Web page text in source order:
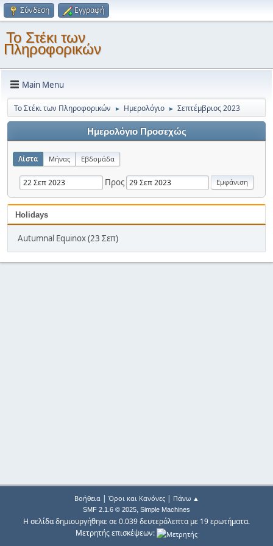
Σύνδεση Εγγραφή
Το Στέκι των
Πληροφορικών
Main Menu
Το Στέκι των Πληροφορικών ► Ημερολόγιο ► Σεπτέμβριος 2023
Ημερολόγιο Προσεχώς
Λίστα Μήνας Εβδομάδα
Προς
Holidays
Autumnal Equinox (23 Σεπ)
Βοήθεια| Όροι και Κανόνες| Πάνω ▲
SMF 2.1.6 © 2025, Simple Machines
Η σελίδα δημιουργήθηκε σε 0.039 δευτερόλεπτα με 19 ερωτήματα.
Μετρητής επισκέψεων: